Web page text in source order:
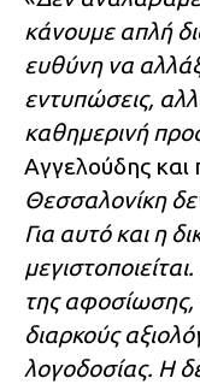
κάνουμε απλή
ευθύνη να
εντυπώσεις,
καθημερινή
Αγγελούδης
Θεσσαλονίκη
Για αυτό και η
της αφοσίωσης,
διαρκούς
λογοδοσίας. Η